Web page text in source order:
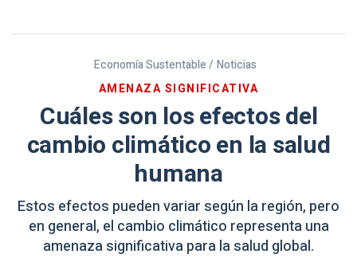
Economía Sustentable / Noticias
AMENAZA SIGNIFICATIVA
Cuáles son los efectos del
cambio climático en la salud
humana
Estos efectos pueden variar según la región, pero
en general, el cambio climático representa una
amenaza significativa para la salud global.